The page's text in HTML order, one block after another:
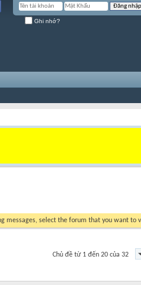
Ghi nhớ?
messages, select the forum that you want to
Chủ đề từ 1 đến 20 của 32